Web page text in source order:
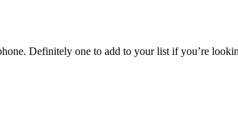
Definitely one to add to your list if you’re